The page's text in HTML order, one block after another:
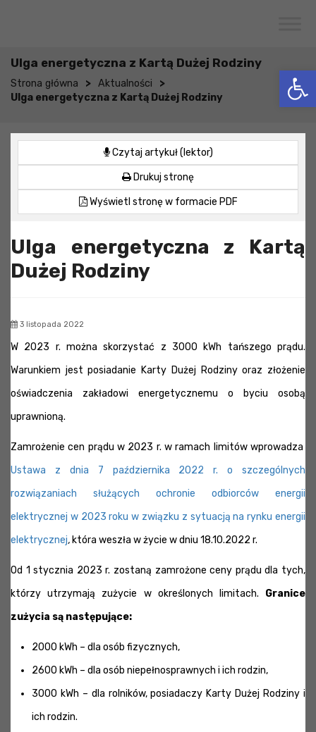
Ulga energetyczna z Kartą Dużej Rodziny
Strona główna > Aktualności >
Ulga energetyczna z Kartą Dużej Rodziny
Czytaj artykuł (lektor)
Drukuj stronę
Wyświetl stronę w formacie PDF
Ulga energetyczna z Kartą
Dużej Rodziny
3 listopada 2022
W 2023 r. można skorzystać z 3000 kWh tańszego prądu.
Warunkiem jest posiadanie Karty Dużej Rodziny oraz złożenie
oświadczenia zakładowi energetycznemu o byciu osobą
uprawnioną.
Zamrożenie cen prądu w 2023 r. w ramach limitów wprowadza
Ustawa z dnia 7 października 2022 r. o szczególnych
rozwiązaniach służących ochronie odbiorców energii
elektrycznej w 2023 roku w związku z sytuacją na rynku energii
elektrycznej, która weszła w życie w dniu 18.10.2022 r.
Od 1 stycznia 2023 r. zostaną zamrożone ceny prądu dla tych,
którzy utrzymają zużycie w określonych limitach. Granice
zużycia są następujące:
2000 kWh – dla osób fizycznych,
2600 kWh – dla osób niepełnosprawnych i ich rodzin,
3000 kWh – dla rolników, posiadaczy Karty Dużej Rodziny i
ich rodzin.